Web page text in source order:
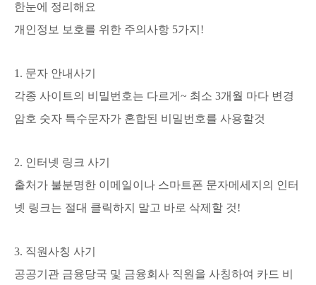
한눈에 정리해요
개인정보 보호를 위한 주의사항 5가지!
1. 문자 안내사기
각종 사이트의 비밀번호는 다르게~ 최소 3개월 마다 변경
암호 숫자 특수문자가 혼합된 비밀번호를 사용할것
2. 인터넷 링크 사기
출처가 불분명한 이메일이나 스마트폰 문자메세지의 인터
넷 링크는 절대 클릭하지 말고 바로 삭제할 것!
3. 직원사칭 사기
공공기관 금융당국 및 금융회사 직원을 사칭하여 카드 비